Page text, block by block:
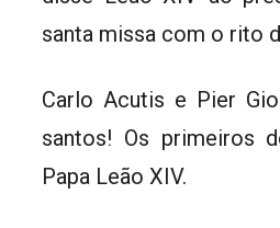
santa missa com o rito
Carlo Acutis e Pier
santos! Os primeiros
Papa Leão XIV.